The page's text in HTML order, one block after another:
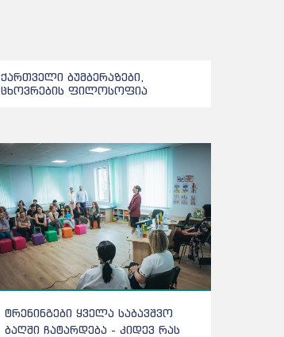
ქართველი ბუმბერაზები,
ცხოვრების ფილოსოფია
ტრენინგები ყველა საბავშვო
ბაღში ჩატარდება - კიდევ რას